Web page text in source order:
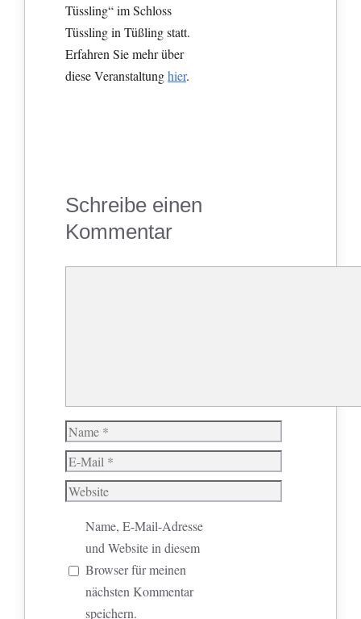
Tüssling“ im Schloss
Tüssling in Tüßling statt.
Erfahren Sie mehr über
diese Veranstaltunghier.
Schreibe einen
Kommentar
Name
E-
Mail
Website
Name, E-Mail-Adresse
und Website in diesem
Browser für meinen
nächsten Kommentar
speichern.